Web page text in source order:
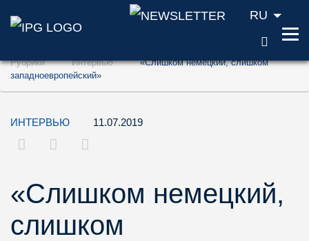
Перейти к содержанию (ключ доступа
Перейти к поиску (ключ доступа '2')
RU
Рубрики Интервью
«Слишком немецкий, слишком
западноевропейский»
ИНТЕРВЬЮ 11.07.2019
«Слишком немецкий,
слишком